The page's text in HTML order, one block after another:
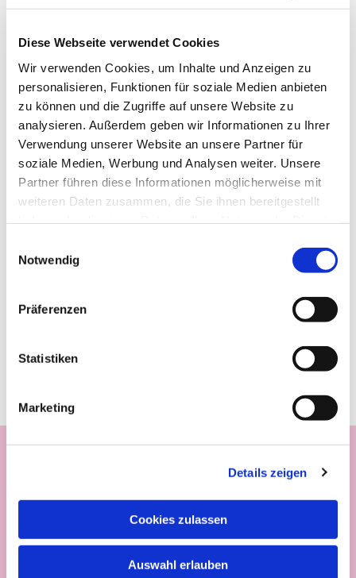
Diese Webseite verwendet Cookies
Wir verwenden Cookies, um Inhalte und Anzeigen zu
personalisieren, Funktionen für soziale Medien anbieten
zu können und die Zugriffe auf unsere Website zu
analysieren. Außerdem geben wir Informationen zu Ihrer
Verwendung unserer Website an unsere Partner für
soziale Medien, Werbung und Analysen weiter. Unsere
Partner führen diese Informationen möglicherweise mit
weiteren Daten zusammen, die Sie ihnen bereitgestellt
Notwendig
Präferenzen
Statistiken
Marketing
Details zeigen
Cookies zulassen
Auswahl erlauben